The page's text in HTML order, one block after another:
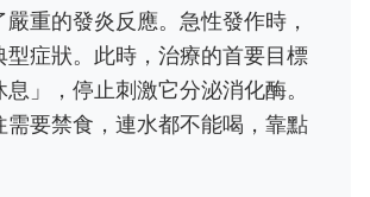
嚴重的發炎反應。急性發作時，
型症狀。此時，治療的首要目標
」，停止刺激它分泌消化酶。
需要禁食，連水都不能喝，靠點